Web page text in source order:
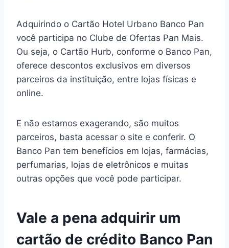
Adquirindo o Cartão Hotel Urbano Banco Pan
você participa no Clube de Ofertas Pan Mais.
Ou seja, o Cartão Hurb, conforme o Banco Pan,
oferece descontos exclusivos em diversos
parceiros da instituição, entre lojas físicas e
online.
E não estamos exagerando, são muitos
parceiros, basta acessar o site e conferir. O
Banco Pan tem benefícios em lojas, farmácias,
perfumarias, lojas de eletrônicos e muitas
outras opções que você pode participar.
Vale a pena adquirir um
cartão de crédito Banco Pan